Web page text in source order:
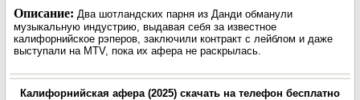
Описание: Два шотландских парня из Данди обманули
музыкальную индустрию, выдавая себя за известное
калифорнийское рэперов, заключили контракт с лейблом и даже
выступали на MTV, пока их афера не раскрылась.
Калифорнийская афера (2025) скачать на телефон бесплатно